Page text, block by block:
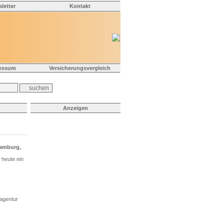
Kontakt
Versicherungsvergleich
ein
Anzeigen